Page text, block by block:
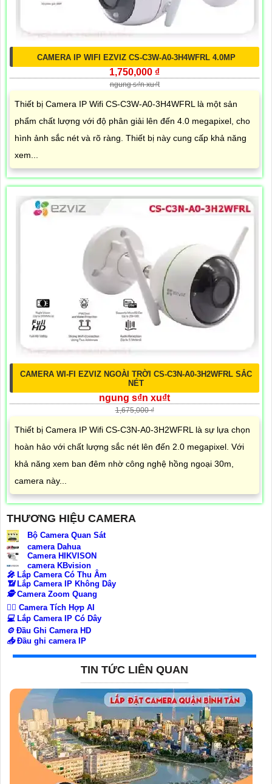
CAMERA IP WIFI EZVIZ CS-C3W-A0-3H4WFRL 4.0MP
1,750,000 ₫
ngung s₫n xu₫t
Thiết bị Camera IP Wifi CS-C3W-A0-3H4WFRL là một sản
phẩm chất lượng với độ phân giải lên đến 4.0 megapixel, cho
hình ảnh sắc nét và rõ ràng. Thiết bị này cung cấp khả năng
xem...
CAMERA WI-FI EZVIZ NGOÀI TRỜI CS-C3N-A0-3H2WFRL SẮC
NÉT
ngung s₫n xu₫t
1,675,000 ₫
Thiết bị Camera IP Wifi CS-C3N-A0-3H2WFRL là sự lựa chọn
hoàn hảo với chất lượng sắc nét lên đến 2.0 megapixel. Với
khả năng xem ban đêm nhờ công nghệ hồng ngoại 30m,
camera này...
THƯƠNG HIỆU CAMERA
Bộ Camera Quan Sát
camera Dahua
Camera HIKVISON
camera KBvision
️🎤️ Lắp Camera Có Thu Âm
📶Lắp Camera IP Không Dây
🕵️Camera Zoom Quang
🧛‍♀️ Camera Tích Hợp AI
💻Lắp Camera IP Có Dây
⚙️Đầu Ghi Camera HD
📥Đầu ghi camera IP
TIN TỨC LIÊN QUAN